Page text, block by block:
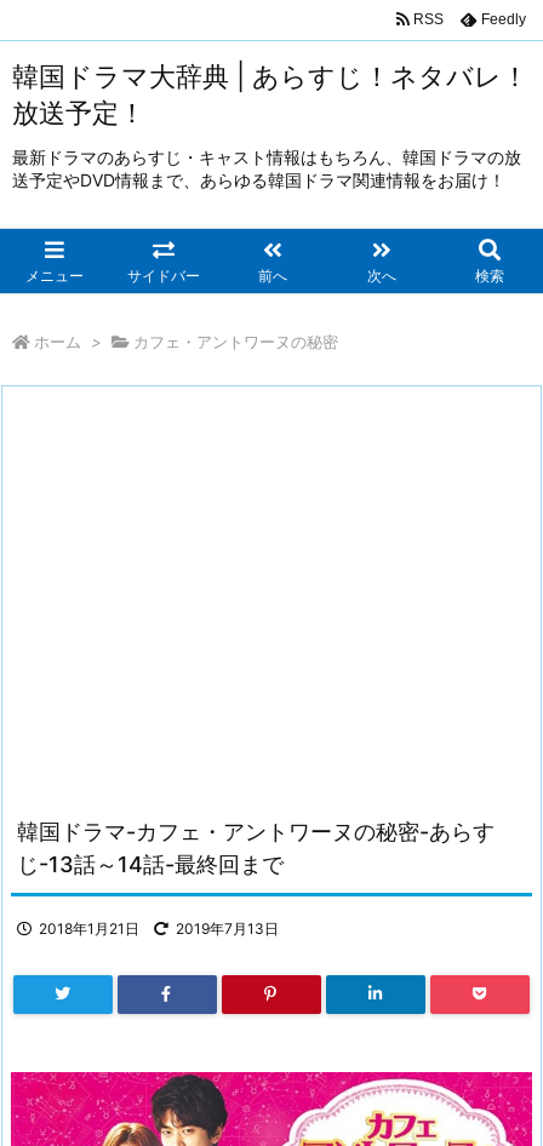
韓国ドラマ大辞典 | あらすじ！ネタバレ！
放送予定！
最新ドラマのあらすじ・キャスト情報はもちろん、韓国ドラマの放
送予定やDVD情報まで、あらゆる韓国ドラマ関連情報をお届け！
メニュー サイドバー 前へ 次へ 検索
RSS Feedly
ホーム > カフェ・アントワーヌの秘密
韓国ドラマ-カフェ・アントワーヌの秘密-あらす
じ-13話～14話-最終回まで
2018年1月21日 2019年7月13日